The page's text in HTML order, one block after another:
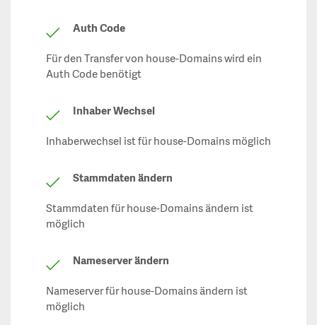
Auth Code
Für den Transfer von house-Domains wird ein
Auth Code benötigt
Inhaber Wechsel
Inhaberwechsel ist für house-Domains möglich
Stammdaten ändern
Stammdaten für house-Domains ändern ist
möglich
Nameserver ändern
Nameserver für house-Domains ändern ist
möglich